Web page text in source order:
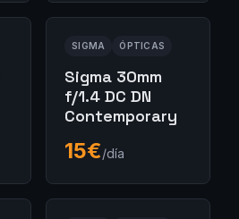
SIGMA ÓPTICAS
Sigma 30mm
f/1.4 DC DN
Contemporary
15€/día